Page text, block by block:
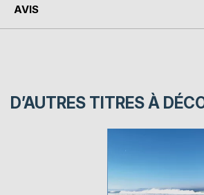
AVIS
D’AUTRES TITRES À